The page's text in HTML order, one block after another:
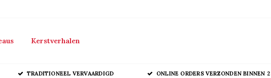
Kerstverhalen
TRADITIONEEL VERVAARDIGD ONLINE ORDERS VERZONDEN BINNEN